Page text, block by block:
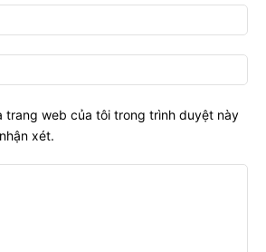
trang web của tôi trong trình duyệt này
xét.